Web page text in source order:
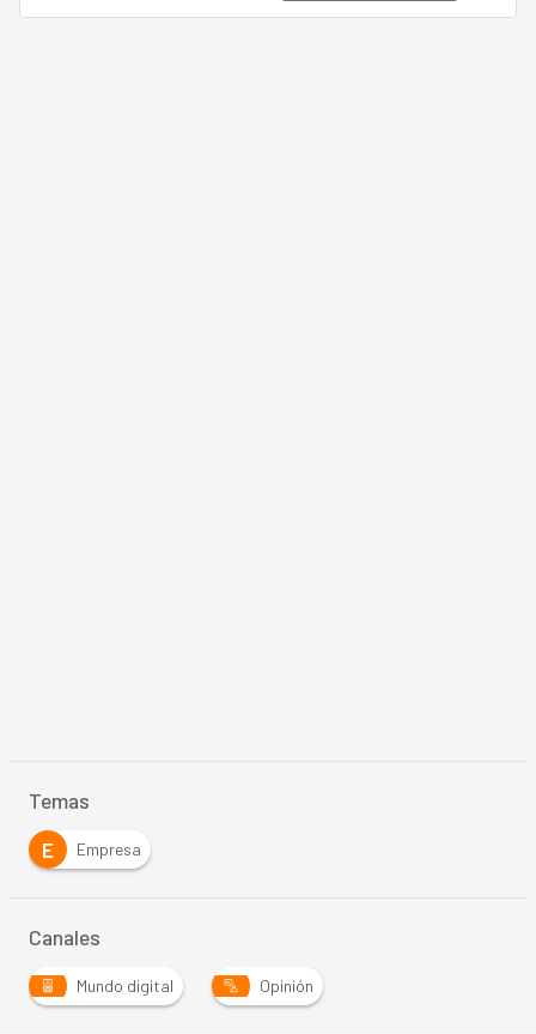
Temas
E
Empresa
Canales
Mundo digital Opinión